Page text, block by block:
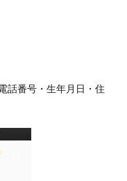
話番号・生年月日・住